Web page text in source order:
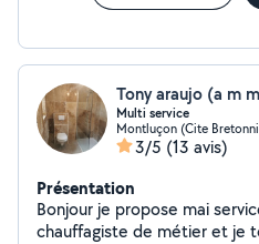
Tony araujo (a m
Multi service
Montluçon (Cite
3/5 (13 avis)
Présentation
Bonjour je propose mai
chauffagiste de métier et je